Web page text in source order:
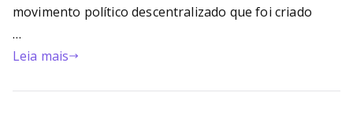
movimento político descentralizado que foi criado
…
Leia mais